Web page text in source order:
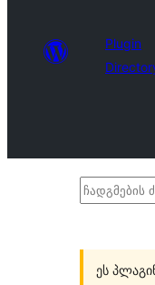
Plugin
ჩადგმების
ეს